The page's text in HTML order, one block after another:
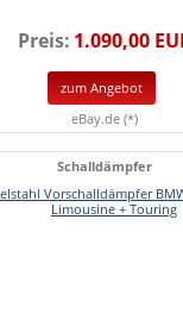
Preis: 1.090,00
zum Angebot
eBay.de (*)
Schalldämpfer